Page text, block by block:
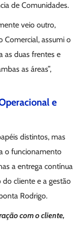
de Comunidades.
veio outro,
Comercial, assumi o
as duas frentes e
as áreas”,
e
distintos, mas
o funcionamento
a entrega contínua
cliente e a gestão
Rodrigo.
com o cliente,